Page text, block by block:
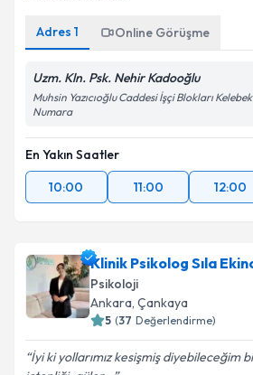
Adres 1 Online Görüşme
Uzm. Kln. Psk. Nehir Kadooğlu
Muhsin Yazıcıoğlu Caddesi İşçi Blokları
Numara
En Yakın Saatler
10:00
11:00 12:00
Klinik Psikolog Sıla
Psikoloji
Ankara, Çankaya
5 (37 Değerlendirme)
İyi ki yollarımız kesişmiş diyebileceğim